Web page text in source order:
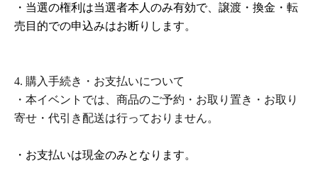
・当選の権利は当選者本人のみ有効で、譲渡・換金・転
売目的での申込みはお断りします。
4. 購入手続き・お支払いについて
・本イベントでは、商品のご予約・お取り置き・お取り
寄せ・代引き配送は行っておりません。
・お支払いは現金のみとなります。